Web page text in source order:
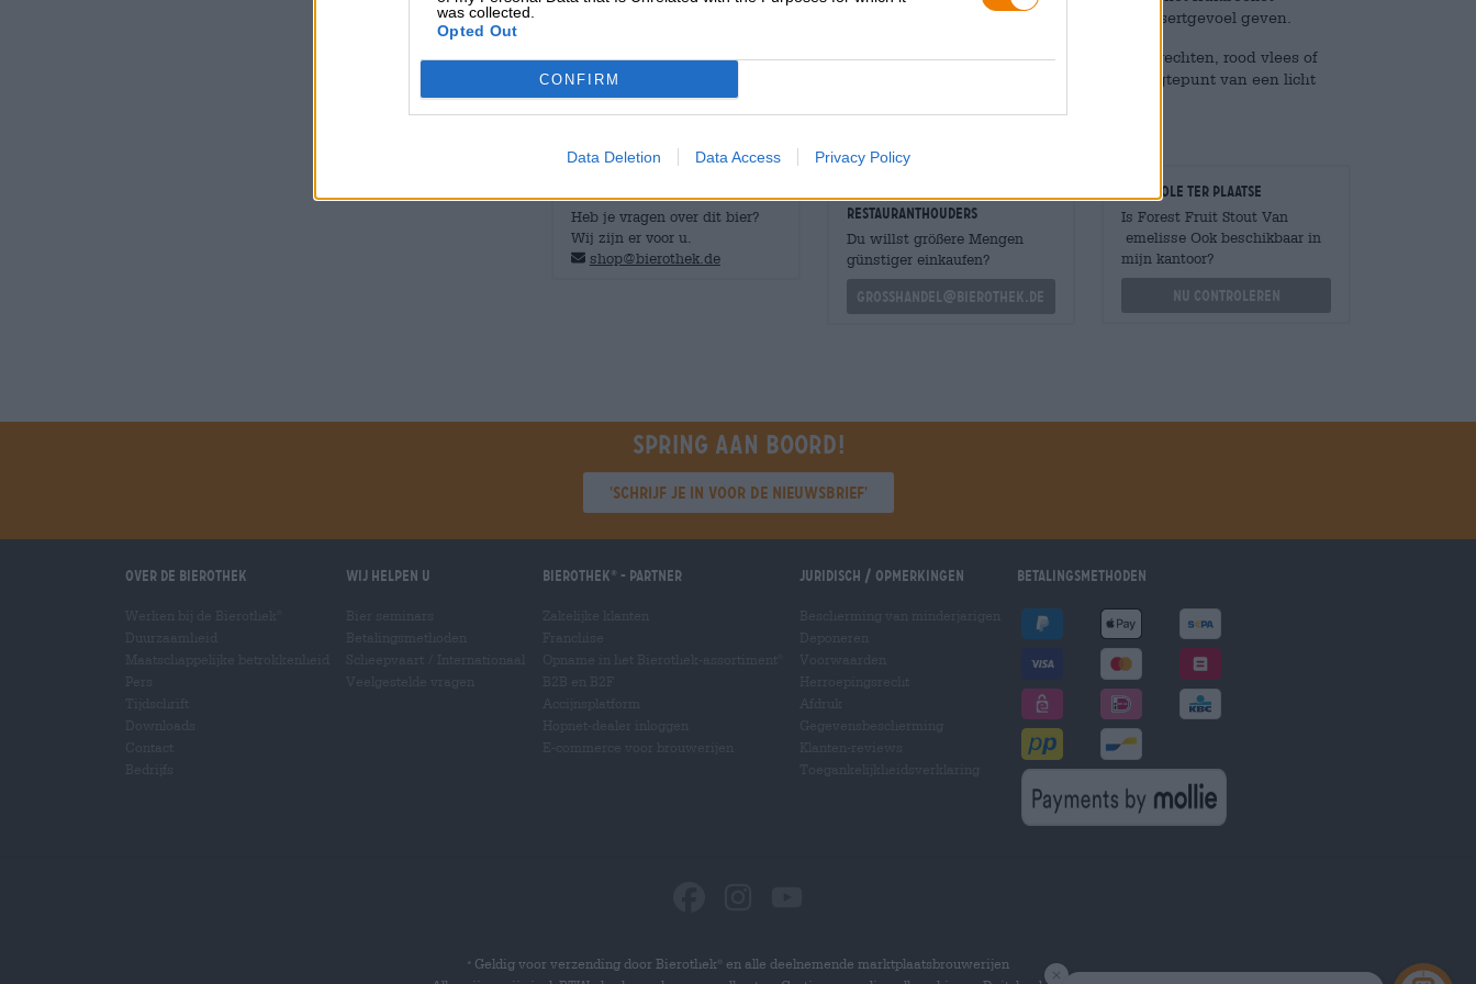
was collected.
Opted Out
CONFIRM
Data Deletion Data Access Privacy Policy
vergezeld door delicate geroosterde moutaroma's, die het bier nog meer een dessertgevoel geven.
De Forest Fruit Stout is het hoogtepunt van een weelderige maaltijd met wildgerechten, rood vlees of
aardse groenten. Het rondt een zware maaltijd perfect af of vormt het zoete hoogtepunt van een licht
zomerdiner.
Heb je vragen over dit bier?
Wij zijn er voor u.
shop@bierothek.de
restauranthouders
Du willst größere Mengen
günstiger einkaufen?
grosshandel@bierothek.de
Controle ter plaatse
Is Forest Fruit Stout Van
emelisse Ook beschikbaar in
mijn kantoor?
Nu controleren
Spring aan boord!
'Schrijf je in voor de nieuwsbrief'
Over de Bierothek Wij helpen u Bierothek - Partner Juridisch / Opmerkingen Betalingsmethoden
* Geldig voor verzending door Bierothek
en alle deelnemende marktplaatsbrouwerijen